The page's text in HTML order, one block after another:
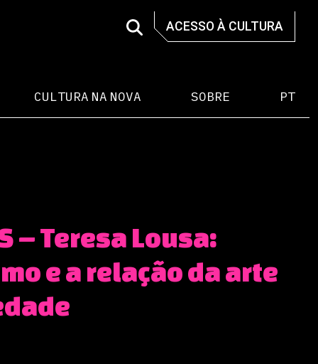
ACESSO À CULTURA
CULTURA NA NOVA SOBRE PT
– Teresa Lousa:
e a relação da arte